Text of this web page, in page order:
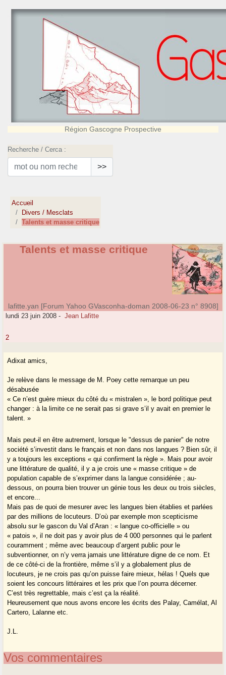
Région Gascogne Prospective
Recherche / Cerca :
>>
Accueil
Divers / Mesclats
Talents et masse critique
Talents et masse critique
lafitte.yan [Forum Yahoo GVasconha-doman 2008-06-23 n° 8908]
lundi 23 juin 2008 - Jean Lafitte
2
Adixat amics,
Je relève dans le message de M. Poey cette remarque un peu
désabusée
« Ce n’est guère mieux du côté du « mistralen », le bord politique peut
changer : à la limite ce ne serait pas si grave s’il y avait en premier le
talent. »
Mais peut-il en être autrement, lorsque le "dessus de panier" de notre
société s’investit dans le français et non dans nos langues ? Bien sûr, il
y a toujours les exceptions « qui confirment la règle ». Mais pour avoir
une littérature de qualité, il y a je crois une « masse critique » de
population capable de s’exprimer dans la langue considérée ; au-
dessous, on pourra bien trouver un génie tous les deux ou trois siècles,
et encore...
Mais pas de quoi de mesurer avec les langues bien établies et parlées
par des millions de locuteurs. D’où par exemple mon scepticisme
absolu sur le gascon du Val d’Aran : « langue co-officielle » ou
« patois », il ne doit pas y avoir plus de 4 000 personnes qui le parlent
couramment ; même avec beaucoup d’argent public pour le
subventionner, on n’y verra jamais une littérature digne de ce nom. Et
de ce côté-ci de la frontière, même s’il y a globalement plus de
locuteurs, je ne crois pas qu’on puisse faire mieux, hélas ! Quels que
soient les concours littéraires et les prix que l’on pourra décerner.
C’est très regrettable, mais c’est ça la réalité.
Heureusement que nous avons encore les écrits des Palay, Camélat, Al
Cartero, Lalanne etc.
J.L.
Vos commentaires